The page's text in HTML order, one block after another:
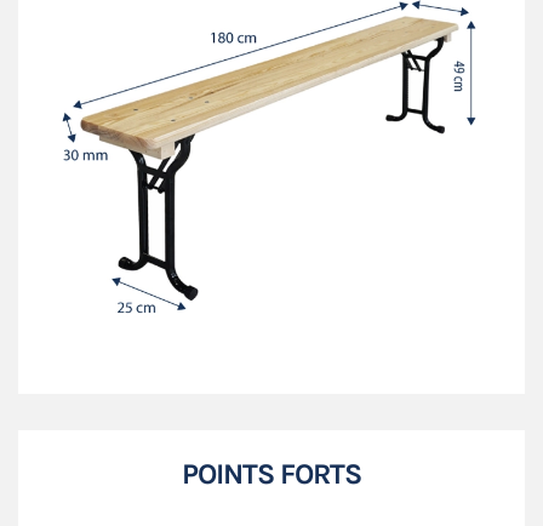
POINTS FORTS